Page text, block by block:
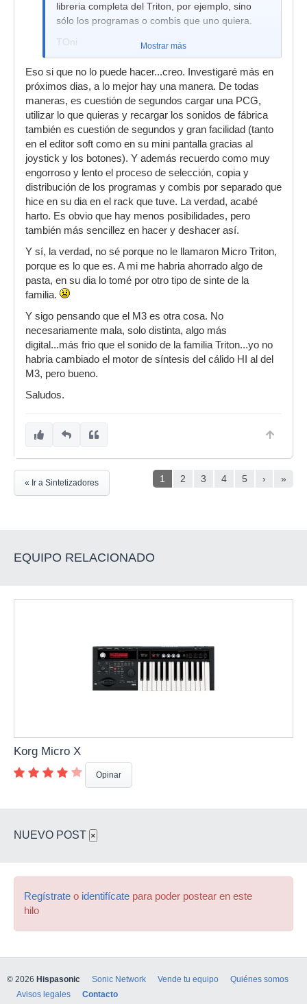
libreria completa del Triton, por ejemplo, sino
sólo los programas o combis que uno quiera.
TOni
Mostrar más
Eso si que no lo puede hacer...creo. Investigaré más en
próximos dias, a lo mejor hay una manera. De todas
maneras, es cuestión de segundos cargar una PCG,
utilizar lo que quieras y recargar los sonidos de fábrica
también es cuestión de segundos y gran facilidad (tanto
en el editor soft como en su mini pantalla gracias al
joystick y los botones). Y además recuerdo como muy
engorroso y lento el proceso de selección, copia y
distribución de los programas y combis por separado que
hice en su dia en el rack que tuve. La verdad, acabé
harto. Es obvio que hay menos posibilidades, pero
también más sencillez en hacer y deshacer así.
Y sí, la verdad, no sé porque no le llamaron Micro Triton,
porque es lo que es. A mi me habria ahorrado algo de
pasta, en su dia lo tomé por otro tipo de sinte de la
familia.
Y sigo pensando que el M3 es otra cosa. No
necesariamente mala, solo distinta, algo más
digital...más frio que el sonido de la familia Triton...yo no
habria cambiado el motor de síntesis del cálido HI al del
M3, pero bueno.
Saludos.
1 2 3 4 5 › »
« Ir a Sintetizadores
EQUIPO RELACIONADO
Korg Micro X
Opinar
NUEVO POST ×
Regístrate o identifícate para poder postear en este
hilo
© 2026 Hispasonic Sonic Network Vende tu equipo
Quiénes somos
Avisos legales
Contacto